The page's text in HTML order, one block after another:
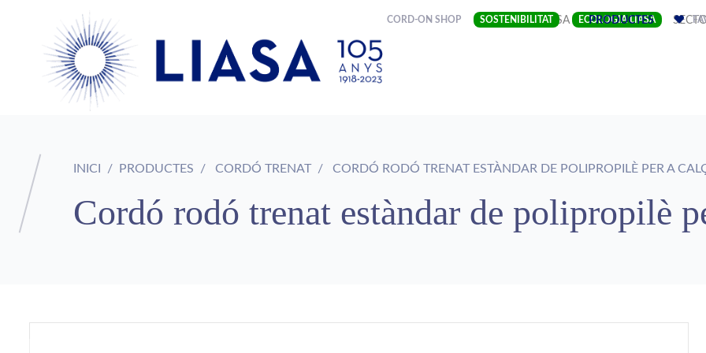
CORD-ON SHOP SOSTENIBILITAT ECOLOGIA LIASA
EMPRESA(CURRENT)
PRODUCTES
INICI PRODUCTES CORDÓ TRENAT CORDÓ RODÓ TRENAT ESTÀNDAR DE POLIPROPILÈ PER A
Cordó rodó trenat estàndar de polipropilè